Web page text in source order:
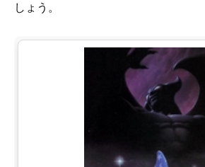
しょう。